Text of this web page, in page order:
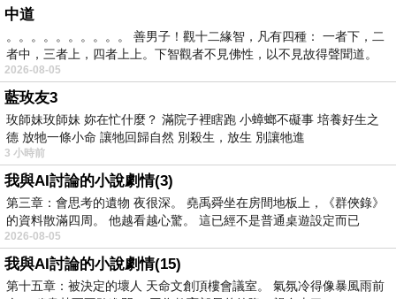
由一九一一年十一月廿日首演開始，《大地之
歌》一直受各方矚目。馬勒選取歌詞的內容和排
序，傳達了作曲家創作時的心境和人生觀，有蒼
涼的嘆息，也有對人生的讚頌與不捨。作品結束
的「無盡時」，在一百年後，還屢屢震撼著聽
者。
本書聚焦於相關的基本議題，探討歌詞來源，並
結合一手史料，展現作品複雜的形成歷史、透視
作曲家的音樂思想、解析作品的音樂內涵，並揭
中道
。。。。。。。。。。 善男子！觀十二緣智，凡有四種： 一者下，二
者中，三者上，四者上上。下智觀者不見佛性，以不見故得聲聞道。
2026-08-05
藍玫友3
玫師妹玫師妹 妳在忙什麼？ 滿院子裡瞎跑 小蟑螂不礙事 培養好生之
德 放牠一條小命 讓牠回歸自然 別殺生，放生 別讓牠進
3 小時前
我與AI討論的小說劇情(3)
第三章：會思考的遺物 夜很深。 堯禹舜坐在房間地板上，《群俠錄》
的資料散滿四周。 他越看越心驚。 這已經不是普通桌遊設定而已
2026-08-05
我與AI討論的小說劇情(15)
第十五章：被決定的壞人 天命文創頂樓會議室。 氣氛冷得像暴風雨前